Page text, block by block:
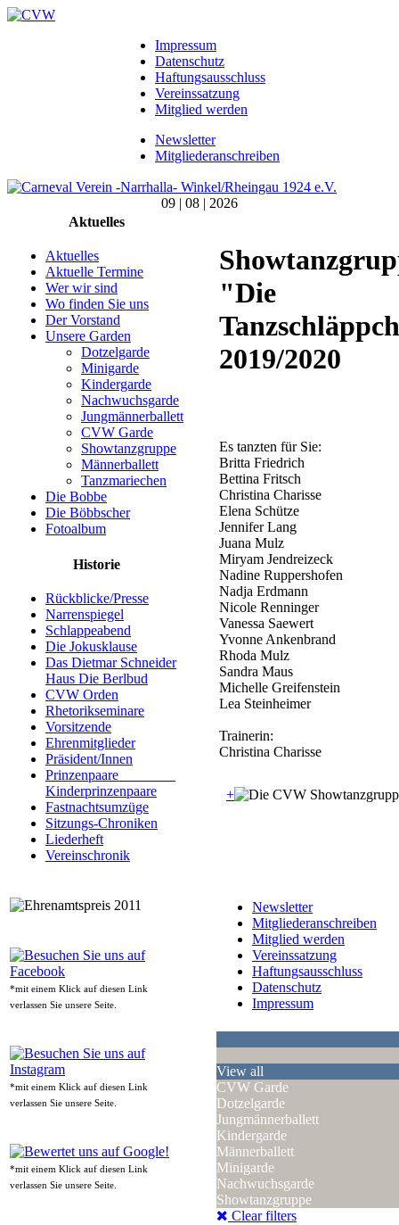
Impressum
Datenschutz
Haftungsausschluss
Vereinssatzung
Mitglied werden
Newsletter
Mitgliederanschreiben
09 | 08 | 2026
Aktuelles
Aktuelles
Aktuelle Termine
Wer wir sind
Wo finden Sie uns
Der Vorstand
Unsere Garden
Dotzelgarde
Minigarde
Kindergarde
Nachwuchsgarde
Jungmännerballett
CVW Garde
Showtanzgruppe
Männerballett
Tanzmariechen
Die Bobbe
Die Böbbscher
Fotoalbum
Historie
Rückblicke/Presse
Narrenspiegel
Schlappeabend
Die Jokusklause
Das Dietmar Schneider
Haus Die Berlbud
CVW Orden
Rhetorikseminare
Vorsitzende
Ehrenmitglieder
Präsident/Innen
Prinzenpaare
Kinderprinzenpaare
Fastnachtsumzüge
Sitzungs-Chroniken
Liederheft
Vereinschronik
*mit einem Klick auf diesen Link
verlassen Sie unsere Seite.
*mit einem Klick auf diesen Link
verlassen Sie unsere Seite.
*mit einem Klick auf diesen Link
verlassen Sie unsere Seite.
"Die
2019/2020
Es tanzten für Sie:
Britta Friedrich
Bettina Fritsch
Christina Charisse
Elena Schütze
Jennifer Lang
Juana Mulz
Miryam Jendreizeck
Nadine Ruppershofen
Nadja Erdmann
Nicole Renninger
Vanessa Saewert
Yvonne Ankenbrand
Rhoda Mulz
Sandra Maus
Michelle Greifenstein
Lea Steinheimer
Trainerin:
Christina Charisse
+
Newsletter
Mitgliederanschreiben
Mitglied werden
Vereinssatzung
Haftungsausschluss
Datenschutz
Impressum
View all
CVW Garde
Dotzelgarde
Jungmännerballett
Kindergarde
Männerballett
Minigarde
Nachwuchsgarde
Showtanzgruppe
Clear filters